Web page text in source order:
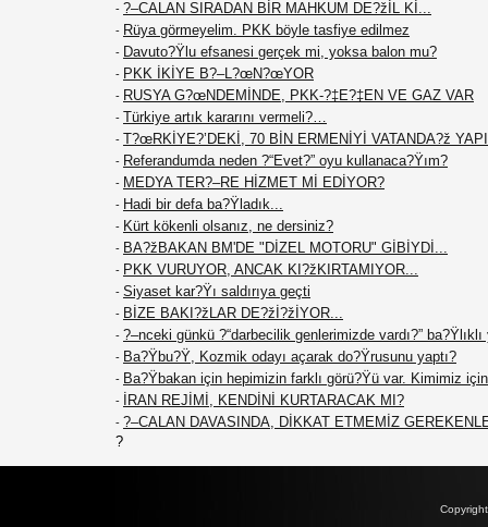
- ?–CALAN SIRADAN BİR MAHKUM DE?žİL Kİ...
- Rüya görmeyelim. PKK böyle tasfiye edilmez
- Davuto?Ÿlu efsanesi gerçek mi, yoksa balon mu?
- PKK İKİYE B?–L?œN?œYOR
- RUSYA G?œNDEMİNDE, PKK-?‡E?‡EN VE GAZ VAR
- Türkiye artık kararını vermeli?…
- T?œRKİYE?’DEKİ, 70 BİN ERMENİYİ VATANDA?ž
- Referandumda neden ?“Evet?” oyu kullanaca?Ÿım?
- MEDYA TER?–RE HİZMET Mİ EDİYOR?
- Hadi bir defa ba?Ÿladık...
- Kürt kökenli olsanız, ne dersiniz?
- BA?žBAKAN BM'DE "DİZEL MOTORU" GİBİYDİ...
- PKK VURUYOR, ANCAK KI?žKIRTAMIYOR...
- Siyaset kar?Ÿı saldırıya geçti
- BİZE BAKI?žLAR DE?žİ?žİYOR...
- ?–nceki günkü ?“darbecilik genlerimizde vardı?”
- Ba?Ÿbu?Ÿ, Kozmik odayı açarak do?Ÿrusunu yaptı?
- Ba?Ÿbakan için hepimizin farklı görü?Ÿü var. Kimimiz
- İRAN REJİMİ, KENDİNİ KURTARACAK MI?
- ?–CALAN DAVASINDA, DİKKAT ETMEMİZ
?